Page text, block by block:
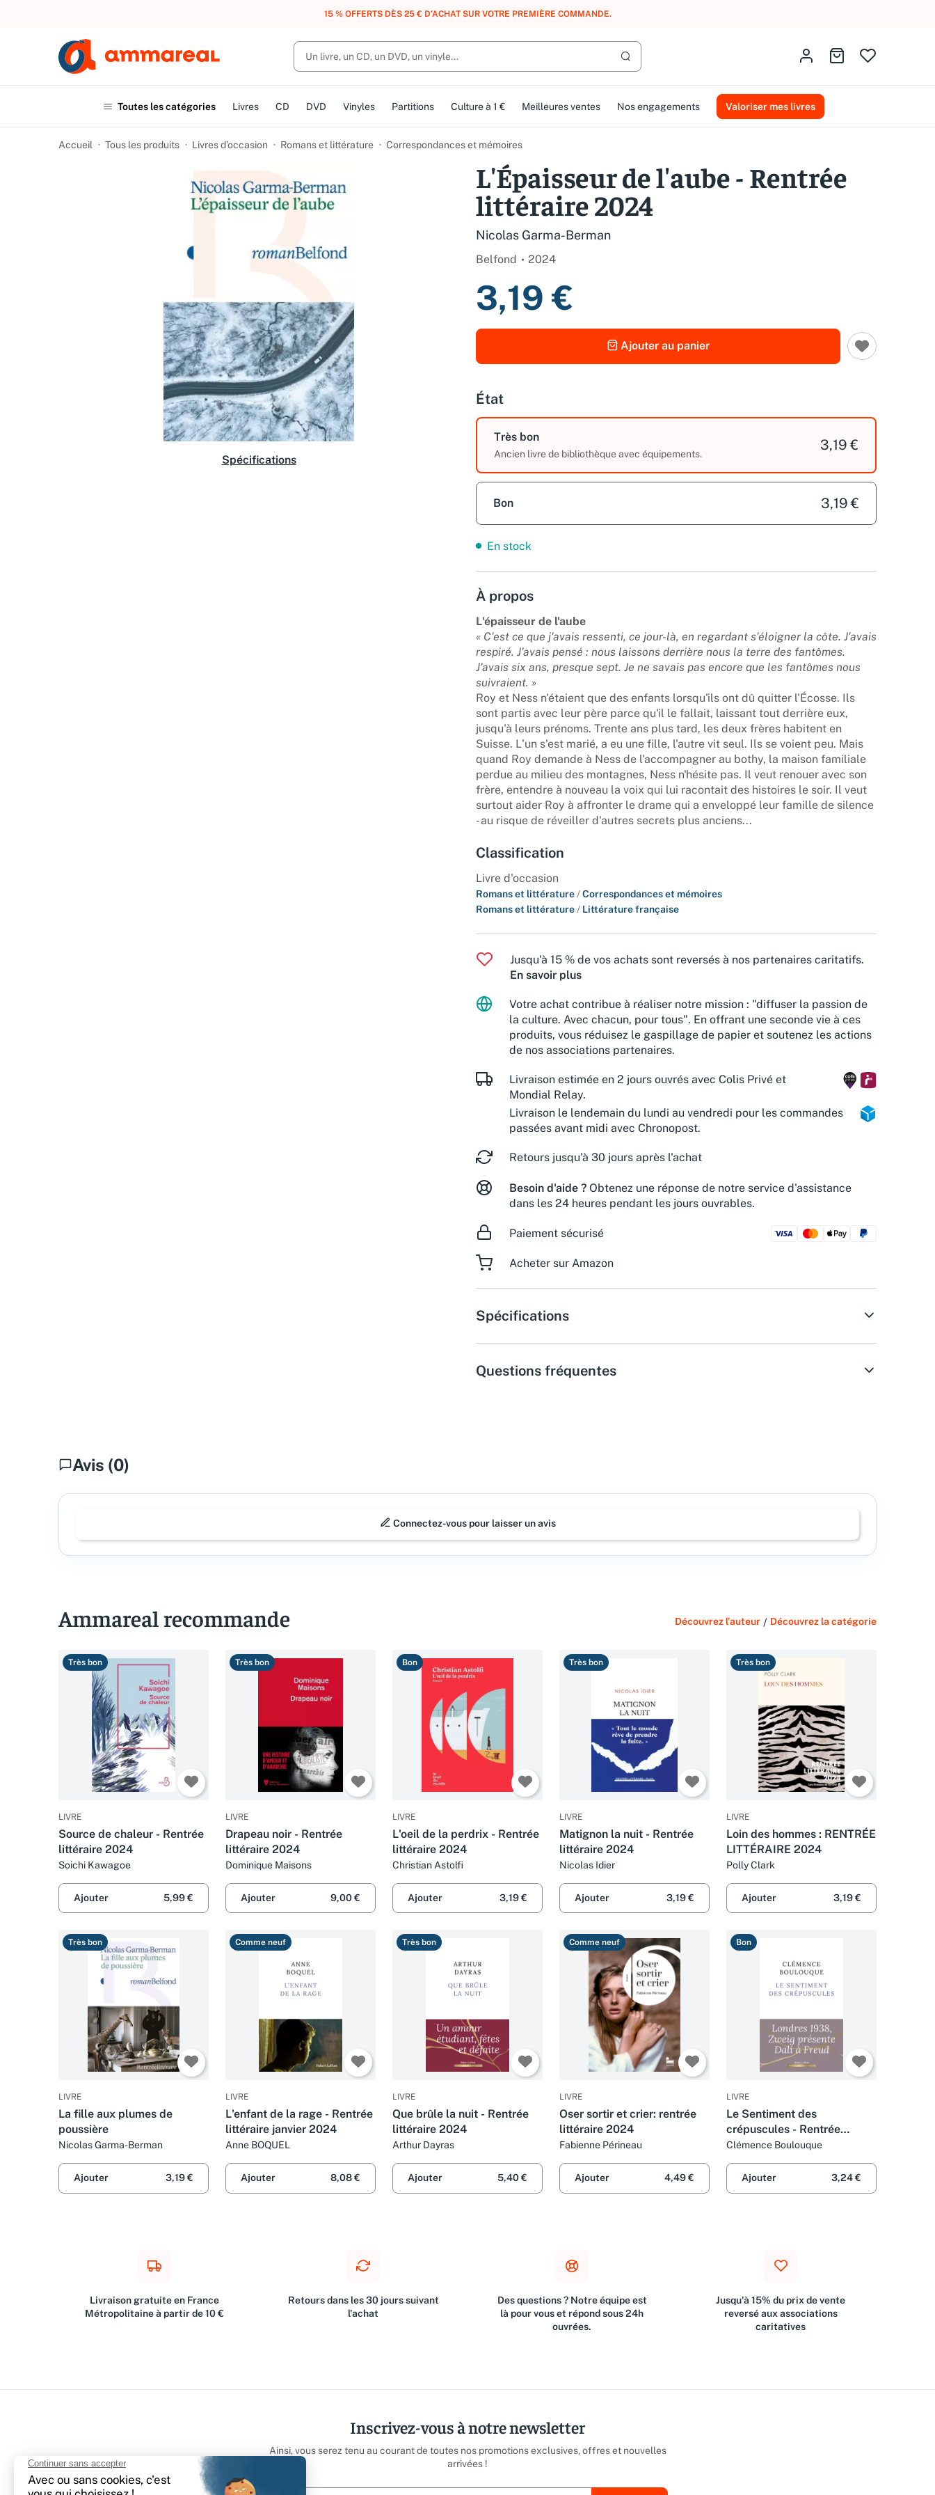
UN ACHAT, DES POINTS, DES RÉCOMPENSES :REJOIGNEZ GRATUITEMENT LE CLUB AMMAREAL.
Lancer la recherche
Identifiez-vousAller au panier
Toutes les catégories Livres CD DVD Vinyles Partitions Culture à 1 € Meilleures ventes Nos engagements Valoriser mes livres
Accueil Tous les produits Livres d’occasion Romans et littérature Correspondances et mémoires
Spécifications
L'Épaisseur de l'aube - Rentrée
littéraire 2024
Nicolas Garma-Berman
Belfond 2024
3,19 €
Ajouter au panier
État
Très bon
Ancien livre de bibliothèque avec équipements.
3,19 €
Bon 3,19 €
En stock
À propos
L'épaisseur de l'aube
« C'est ce que j'avais ressenti, ce jour-là, en regardant s'éloigner la côte. J'avais
respiré. J'avais pensé : nous laissons derrière nous la terre des fantômes.
J'avais six ans, presque sept. Je ne savais pas encore que les fantômes nous
suivraient. »
Roy et Ness n'étaient que des enfants lorsqu'ils ont dû quitter l'Écosse. Ils
sont partis avec leur père parce qu'il le fallait, laissant tout derrière eux,
jusqu'à leurs prénoms. Trente ans plus tard, les deux frères habitent en
Suisse. L'un s'est marié, a eu une fille, l'autre vit seul. Ils se voient peu. Mais
quand Roy demande à Ness de l'accompagner au bothy, la maison familiale
perdue au milieu des montagnes, Ness n'hésite pas. Il veut renouer avec son
frère, entendre à nouveau la voix qui lui racontait des histoires le soir. Il veut
surtout aider Roy à affronter le drame qui a enveloppé leur famille de silence
- au risque de réveiller d'autres secrets plus anciens...
Classification
Livre d'occasion
Romans et littérature /Correspondances et mémoires
Romans et littérature / Littérature française
Jusqu'à 15 % de vos achats sont reversés à nos partenaires caritatifs.
En savoir plus
Votre achat contribue à réaliser notre mission : "diffuser la passion de
la culture. Avec chacun, pour tous". En offrant une seconde vie à ces
produits, vous réduisez le gaspillage de papier et soutenez les actions
de nos associations partenaires.
Livraison estimée en 2 jours ouvrés avec Colis Privé et
Mondial Relay.
Livraison le lendemain du lundi au vendredi pour les commandes
passées avant midi avec Chronopost.
Retours jusqu'à 30 jours après l'achat
Besoin d'aide ? Obtenez une réponse de notre service d'assistance
dans les 24 heures pendant les jours ouvrables.
Paiement sécurisé
Acheter sur Amazon
Spécifications
Questions fréquentes
Avis (0)
Connectez-vous pour laisser un avis
Ammareal recommande Découvrez l'auteur / Découvrez la catégorie
Très bon
LIVRE
Source de chaleur - Rentrée
littéraire 2024
Soichi Kawagoe
Ajouter 5,99 €
Très bon
LIVRE
Drapeau noir - Rentrée
littéraire 2024
Dominique Maisons
Ajouter 9,00 €
Bon
LIVRE
L'oeil de la perdrix - Rentrée
littéraire 2024
Christian Astolfi
Ajouter 3,19 €
Très bon
LIVRE
Matignon la nuit - Rentrée
littéraire 2024
Nicolas Idier
Ajouter 3,19 €
Très bon
LIVRE
Loin des hommes : RENTRÉE
LITTÉRAIRE 2024
Polly Clark
Ajouter 3,19 €
Très bon
LIVRE
La fille aux plumes de
poussière
Nicolas Garma-Berman
Ajouter 3,19 €
Comme neuf
LIVRE
L'enfant de la rage - Rentrée
littéraire janvier 2024
Anne BOQUEL
Ajouter 8,08 €
Très bon
LIVRE
Que brûle la nuit - Rentrée
littéraire 2024
Arthur Dayras
Ajouter 5,40 €
Comme neuf
LIVRE
Oser sortir et crier: rentrée
littéraire 2024
Fabienne Périneau
Ajouter 4,49 €
Bon
LIVRE
Le Sentiment des
crépuscules - Rentrée
littéraire 2024
Clémence Boulouque
Ajouter 3,24 €
Livraison gratuite en France
Métropolitaine à partir de 10 €
Retours dans les 30 jours suivant
l'achat
Des questions ? Notre équipe est
là pour vous et répond sous 24h
ouvrées.
Jusqu'à 15% du prix de vente
reversé aux associations
caritatives
Inscrivez-vous à notre newsletter
Ainsi, vous serez tenu au courant de toutes nos promotions exclusives, offres et nouvelles
arrivées !